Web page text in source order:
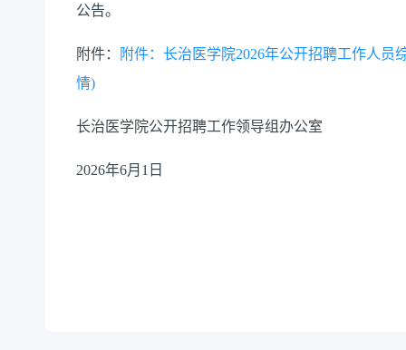
公告。
附件：
附件：长治医学院2026年公开招聘工作人
情)
长治医学院公开招聘工作领导组办公室
2026年6月1日